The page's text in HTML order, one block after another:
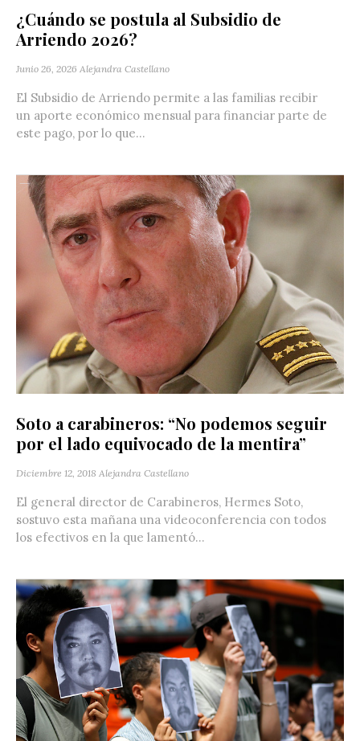
¿Cuándo se postula al Subsidio de
Arriendo 2026?
Junio 26, 2026 Alejandra Castellano
El Subsidio de Arriendo permite a las familias recibir
un aporte económico mensual para financiar parte de
este pago, por lo que...
Soto a carabineros: “No podemos seguir
por el lado equivocado de la mentira”
Diciembre 12, 2018 Alejandra Castellano
El general director de Carabineros, Hermes Soto,
sostuvo esta mañana una videoconferencia con todos
los efectivos en la que lamentó...